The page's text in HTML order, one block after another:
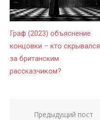
Граф (2023) объяснение
концовки – кто скрывался
за британским
рассказчиком?
Предыдущий пост